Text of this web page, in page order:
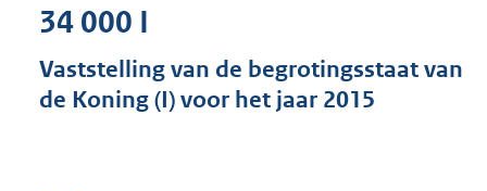
s
g
34 000 I
Vaststelling van de begrotingsstaat van
de Koning (I) voor het jaar 2015